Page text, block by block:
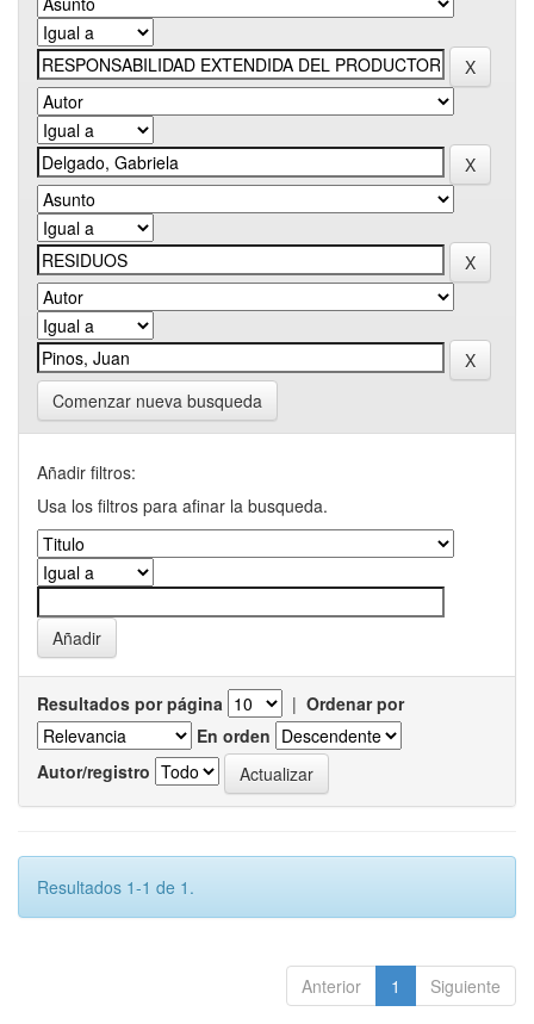
Comenzar nueva busqueda
Añadir filtros:
Usa los filtros para afinar la busqueda.
Resultados por página | Ordenar por
En orden
Autor/registro
Resultados 1-1 de 1.
Anterior 1 Siguiente